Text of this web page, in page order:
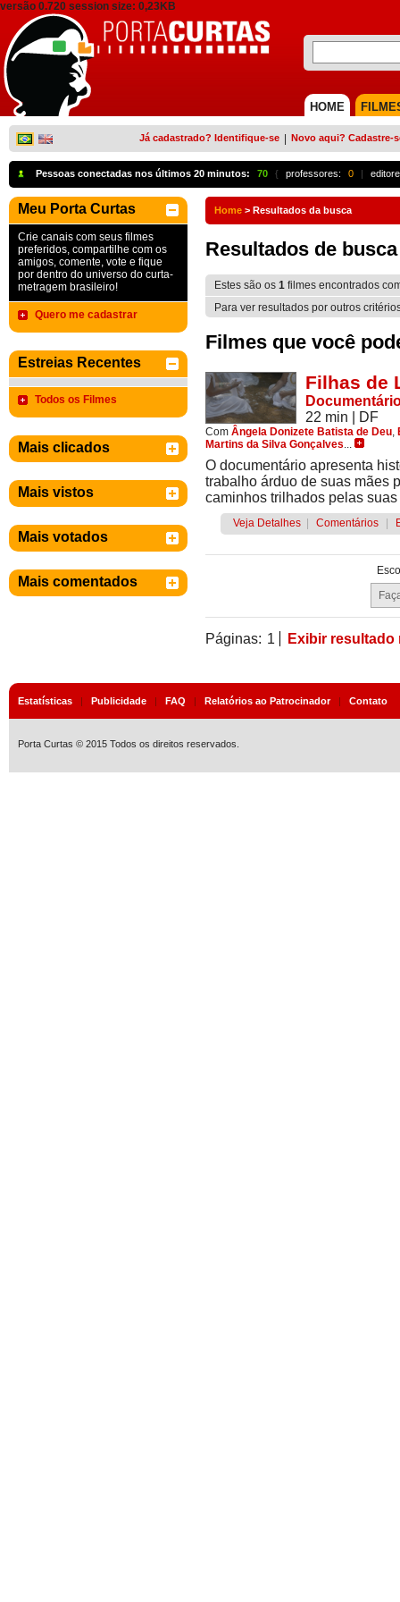
versão 0.720 session size: 0,23KB
HOME
Já cadastrado? Identifique-se Novo aqui? Cadastre-
Pessoas conectadas nos últimos 20 minutos: 70 { professores: 0 |
Meu Porta Curtas
Crie canais com seus filmes
preferidos, compartilhe com os
amigos, comente, vote e fique
por dentro do universo do curta-
metragem brasileiro!
Quero me cadastrar
Estreias Recentes
Todos os Filmes
Mais clicados
Mais vistos
Mais votados
Mais comentados
Home > Resultados da busca
Resultados de busca
Estes são os 1 filmes encontrados
Para ver resultados por outros
Filmes que você
Filhas de
22 min
DF
Com Ângela Donizete Batista de Deu,
Martins da Silva Gonçalves...
O documentário apresenta
trabalho árduo de suas mães
caminhos trilhados pelas
Veja Detalhes Comentários
Páginas: 1 Exibir resultado
Estatísticas | Publicidade | FAQ | Relatórios ao Patrocinador| Contato
Porta Curtas © 2015 Todos os direitos reservados.